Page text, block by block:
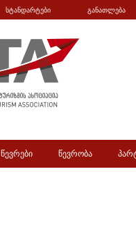
სტანდარტები განათლება
წევრები წევრობა